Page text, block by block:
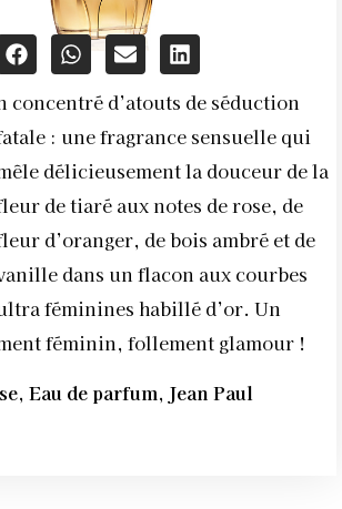
concentré d’atouts de séduction
: une fragrance sensuelle qui
délicieusement la douceur de la
de tiaré aux notes de rose, de
d’oranger, de bois ambré et de
dans un flacon aux courbes
féminines habillé d’or. Un
féminin, follement glamour !
Eau de parfum, Jean Paul